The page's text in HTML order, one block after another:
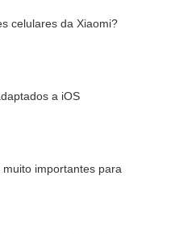
celulares da Xiaomi?
a iOS
importantes para